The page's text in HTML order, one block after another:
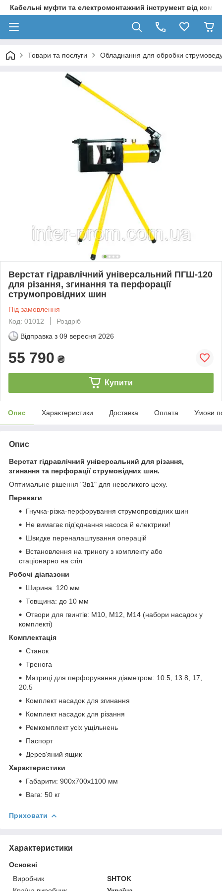
Кабельні муфти та електромонтажний інструмент від
Товари та послуги Обладнання для обробки
Верстат гідравлічний універсальний ПГШ-120
для різання, згинання та перфорації
струмопровідних шин
Під замовлення
Код: 01012
Роздріб
Відправка з 09 вересня 2026
55 790 ₴
Купити
Опис Характеристики Доставка Оплата Умови
Опис
Верстат гідравлічний універсальний для різання,
згинання та перфорації струмовідних шин.
Оптимальне рішення "3в1" для невеликого цеху.
Переваги
Гнучка-різка-перфорування струмопровідних шин
Не вимагає під'єднання насоса й електрики!
Швидке переналаштування операцій
Встановлення на триногу з комплекту або
стаціонарно на стіл
Робочі діапазони
Ширина: 120 мм
Товщина: до 10 мм
Отвори для гвинтів: М10, М12, М14 (набори насадок у
комплекті)
Комплектація
Станок
Тренога
Матриці для перфорування діаметром: 10.5, 13.8, 17,
20.5
Комплект насадок для згинання
Комплект насадок для різання
Ремкомплект усіх ущільнень
Паспорт
Дерев'яний ящик
Характеристики
Габарити: 900х700х1100 мм
Вага: 50 кг
Приховати
Характеристики
Основні
Виробник
SHTOK